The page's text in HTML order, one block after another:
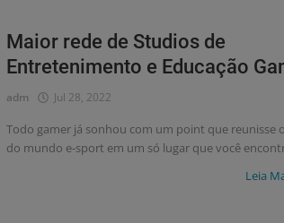
Maior rede de Studios de
Entretenimento e Educação
adm Jul 28, 2022
Todo gamer já sonhou com um point que reunisse
do mundo e-sport em um só lugar que você
Leia